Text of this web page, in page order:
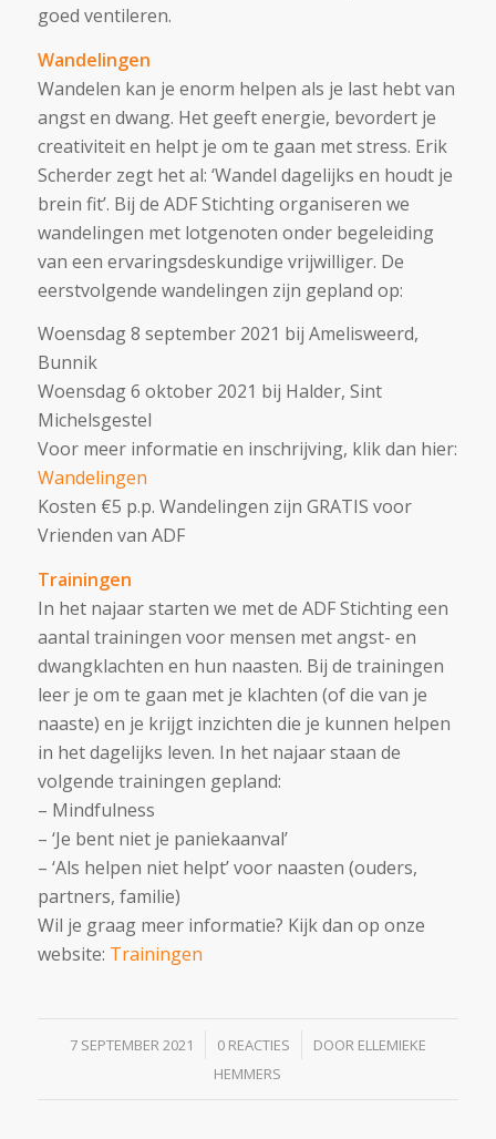
goed ventileren.
Wandelingen
Wandelen kan je enorm helpen als je last hebt van
angst en dwang. Het geeft energie, bevordert je
creativiteit en helpt je om te gaan met stress. Erik
Scherder zegt het al: ‘Wandel dagelijks en houdt je
brein fit’. Bij de ADF Stichting organiseren we
wandelingen met lotgenoten onder begeleiding
van een ervaringsdeskundige vrijwilliger. De
eerstvolgende wandelingen zijn gepland op:
Woensdag 8 september 2021 bij Amelisweerd,
Bunnik
Woensdag 6 oktober 2021 bij Halder, Sint
Michelsgestel
Voor meer informatie en inschrijving, klik dan hier:
Wandelingen
Kosten €5 p.p. Wandelingen zijn GRATIS voor
Vrienden van ADF
Trainingen
In het najaar starten we met de ADF Stichting een
aantal trainingen voor mensen met angst- en
dwangklachten en hun naasten. Bij de trainingen
leer je om te gaan met je klachten (of die van je
naaste) en je krijgt inzichten die je kunnen helpen
in het dagelijks leven. In het najaar staan de
volgende trainingen gepland:
– Mindfulness
– ‘Je bent niet je paniekaanval’
– ‘Als helpen niet helpt’ voor naasten (ouders,
partners, familie)
Wil je graag meer informatie? Kijk dan op onze
website: Trainingen
7 SEPTEMBER 2021
/ 0 REACTIES
/ DOOR ELLEMIEKE
HEMMERS